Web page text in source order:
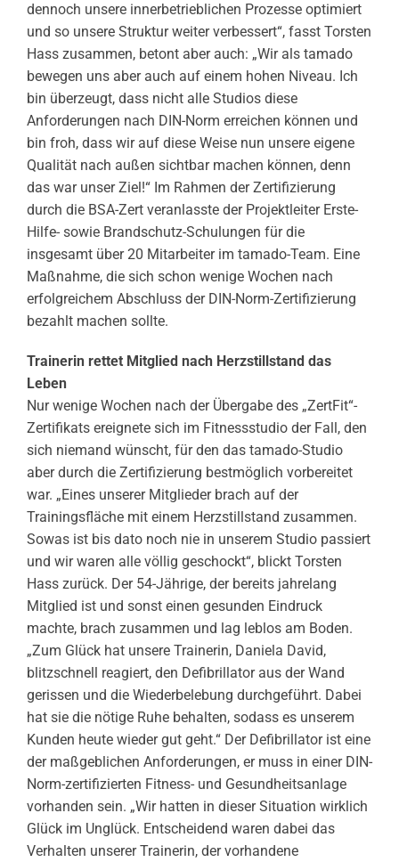
dennoch unsere innerbetrieblichen Prozesse optimiert
und so unsere Struktur weiter verbessert“, fasst Torsten
Hass zusammen, betont aber auch: „Wir als tamado
bewegen uns aber auch auf einem hohen Niveau. Ich
bin überzeugt, dass nicht alle Studios diese
Anforderungen nach DIN-Norm erreichen können und
bin froh, dass wir auf diese Weise nun unsere eigene
Qualität nach außen sichtbar machen können, denn
das war unser Ziel!“ Im Rahmen der Zertifizierung
durch die BSA-Zert veranlasste der Projektleiter Erste-
Hilfe- sowie Brandschutz-Schulungen für die
insgesamt über 20 Mitarbeiter im tamado-Team. Eine
Maßnahme, die sich schon wenige Wochen nach
erfolgreichem Abschluss der DIN-Norm-Zertifizierung
bezahlt machen sollte.
Trainerin rettet Mitglied nach Herzstillstand das
Leben
Nur wenige Wochen nach der Übergabe des „ZertFit“-
Zertifikats ereignete sich im Fitnessstudio der Fall, den
sich niemand wünscht, für den das tamado-Studio
aber durch die Zertifizierung bestmöglich vorbereitet
war. „Eines unserer Mitglieder brach auf der
Trainingsfläche mit einem Herzstillstand zusammen.
Sowas ist bis dato noch nie in unserem Studio passiert
und wir waren alle völlig geschockt“, blickt Torsten
Hass zurück. Der 54-Jährige, der bereits jahrelang
Mitglied ist und sonst einen gesunden Eindruck
machte, brach zusammen und lag leblos am Boden.
„Zum Glück hat unsere Trainerin, Daniela David,
blitzschnell reagiert, den Defibrillator aus der Wand
gerissen und die Wiederbelebung durchgeführt. Dabei
hat sie die nötige Ruhe behalten, sodass es unserem
Kunden heute wieder gut geht.“ Der Defibrillator ist eine
der maßgeblichen Anforderungen, er muss in einer DIN-
Norm-zertifizierten Fitness- und Gesundheitsanlage
vorhanden sein. „Wir hatten in dieser Situation wirklich
Glück im Unglück. Entscheidend waren dabei das
Verhalten unserer Trainerin, der vorhandene